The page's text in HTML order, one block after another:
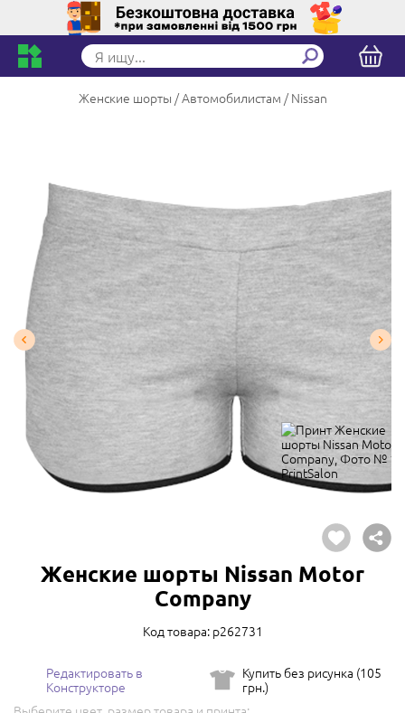
Женские шорты Автомобилистам Nissan
Женские шорты Nissan Motor
Company
Код товара: p262731
Редактировать в
Конструкторе
Купить без рисунка (105
грн.)